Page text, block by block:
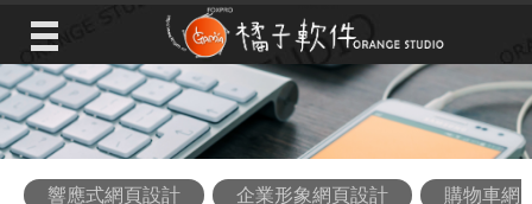
響應式網頁設計 企業形象網頁設計 購物車網